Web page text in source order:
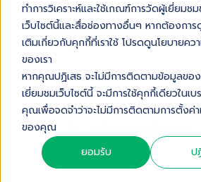
ทำการวิเคราะห์และใช้เกณฑ์การวัดผู้เยี่ยมช
เว็บไซต์นี้และสื่อช่องทางอื่นๆ หากต้องกา
เติมเกี่ยวกับคุกกี้ที่เราใช้ โปรดดูนโยบายคว
ของเรา
หากคุณปฏิเสธ จะไม่มีการติดตามข้อมูลขอ
เยี่ยมชมเว็บไซต์นี้ จะมีการใช้คุกกี้เดียวในเบ
คุณเพื่อจดจำว่าจะไม่มีการติดตามการตั้งค่
ของคุณ
ยอมรับ
ป
9 สัญญาณว่าธุรกิจไทยต้อง
ตัวแรกในปี 2026
Audio Version